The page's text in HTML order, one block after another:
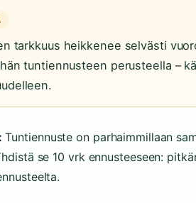
tarkkuus heikkenee selvästi
tuntiennusteen perusteella –
Tuntiennuste on parhaimmillaan
se 10 vrk ennusteeseen: